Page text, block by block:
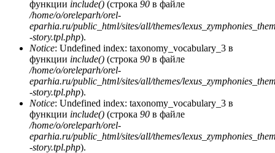
функции include() (строка 90 в файле
/home/o/oreleparh/orel-
eparhia.ru/public_html/sites/all/themes/
-story.tpl.php).
Notice: Undefined index: taxonomy_vocabulary_3 в
функции include() (строка 90 в файле
/home/o/oreleparh/orel-
eparhia.ru/public_html/sites/all/themes/
-story.tpl.php).
Notice: Undefined index: taxonomy_vocabulary_3 в
функции include() (строка 90 в файле
/home/o/oreleparh/orel-
eparhia.ru/public_html/sites/all/themes/
-story.tpl.php).